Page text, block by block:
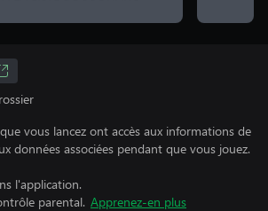
vous lancez ont accès aux informations de
données associées pendant que vous jouez.
l'application.
parental. Apprenez-en plus